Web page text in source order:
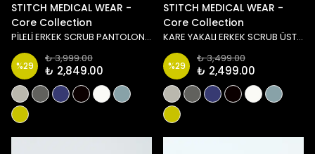
STITCH MEDICAL WEAR -
Core Collection
PİLELİ ERKEK SCRUB PANTOLON - ANTRASİT
%29
₺ 3,999.00
₺ 2,849.00
STITCH MEDICAL WEAR -
Core Collection
KARE YAKALI ERKEK SCRUB ÜST - LACİVERT
%29
₺ 3,499.00
₺ 2,499.00